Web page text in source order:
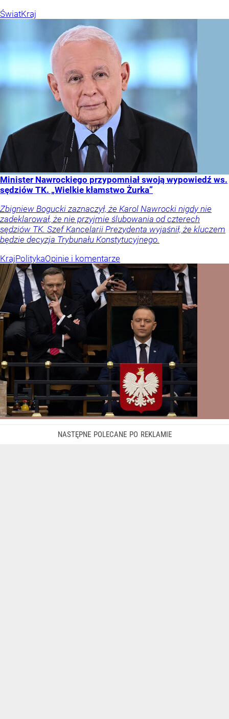
ŚwiatKraj
Minister Nawrockiego przypomniał swoją wypowiedź ws.
sędziów TK. „Wielkie kłamstwo Żurka”
Zbigniew Bogucki zaznaczył, że Karol Nawrocki nigdy nie
zadeklarował, że nie przyjmie ślubowania od czterech
sędziów TK. Szef Kancelarii Prezydenta wyjaśnił, że kluczem
będzie decyzja Trybunału Konstytucyjnego.
KrajPolitykaOpinie i komentarze